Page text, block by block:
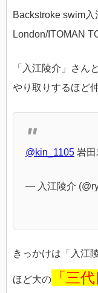
Backstroke swim
London/ITOMAN
「入江陵介」さん
やり取りするほど
@kin_1105 岩
— 入江陵介
きっかけは「入江
ほど大の 「三